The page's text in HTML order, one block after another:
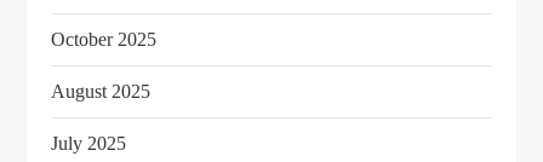
October 2025
August 2025
July 2025